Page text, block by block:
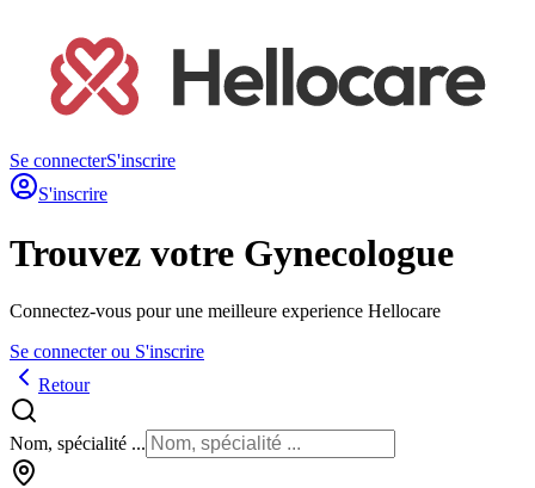
Se connecterS'inscrire
S'inscrire
Trouvez votre Gynecologue
Connectez-vous pour une meilleure experience Hellocare
Se connecter ou S'inscrire
Retour
Nom, spécialité ...